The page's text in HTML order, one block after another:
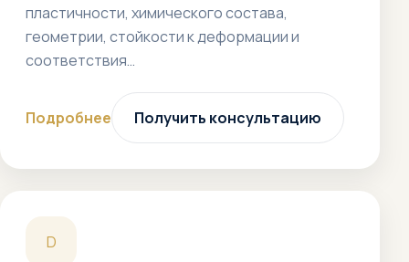
пластичности, химического состава,
геометрии, стойкости к деформации и
соответствия…
Подробнее Получить консультацию
D